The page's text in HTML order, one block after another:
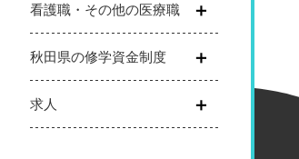
看護職・その他の医療職
秋田県の修学資金制度
求人